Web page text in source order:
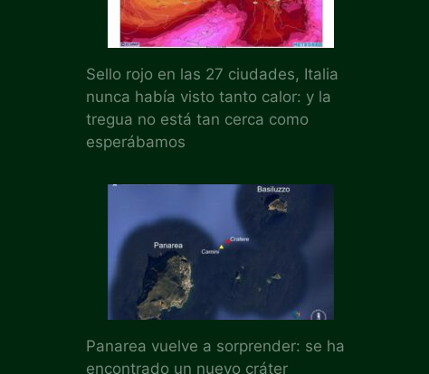
Sello rojo en las 27 ciudades, Italia
nunca había visto tanto calor: y la
tregua no está tan cerca como
esperábamos
Panarea vuelve a sorprender: se ha
encontrado un nuevo cráter